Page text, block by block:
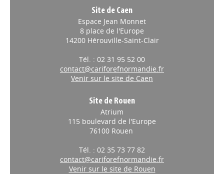
Site de Caen
Espace Jean Monnet
8 place de l'Europe
14200 Hérouville-Saint-Clair
Tél. : 02 31 95 52 00
contact@cariforefnormandie.fr
Venir sur le site de Caen
Site de Rouen
Atrium
115 boulevard de l'Europe
76100 Rouen
Tél. : 02 35 73 77 82
contact@cariforefnormandie.fr
Venir sur le site de Rouen